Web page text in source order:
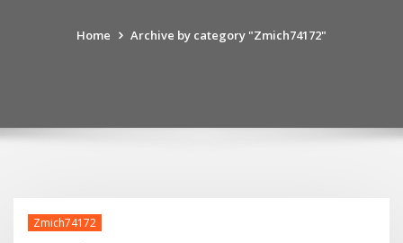
Home Archive by category "Zmich74172"
Zmich74172